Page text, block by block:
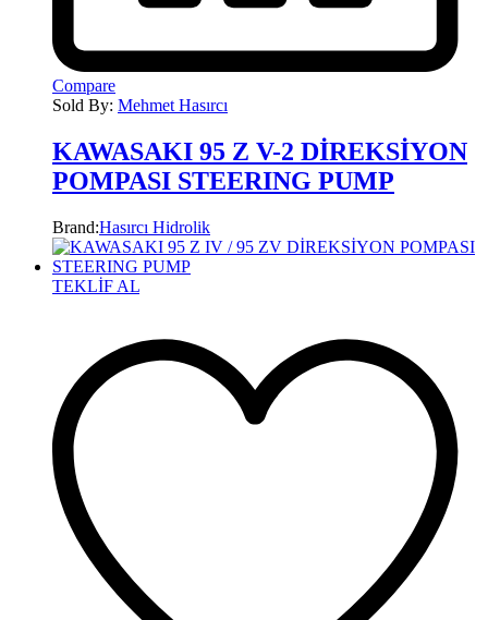
Compare
Sold By: Mehmet Hasırcı
KAWASAKI 95 Z V-2 DİREKSİYON
POMPASI STEERING PUMP
Brand:Hasırcı Hidrolik
TEKLİF AL